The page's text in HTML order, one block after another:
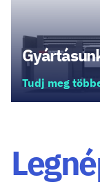
Tudj meg